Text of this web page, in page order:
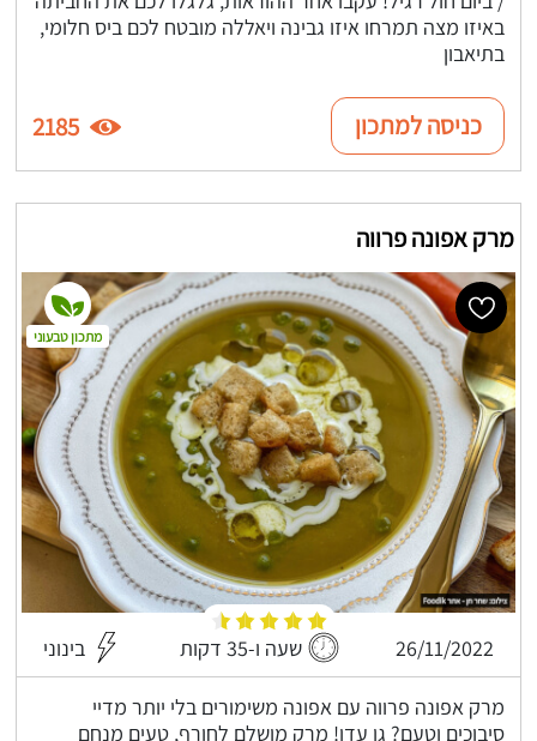
באיזו מצה תמרחו איזו גבינה ויאללה מובטח לכם ביס חלומי,
בתיאבון
כניסה למתכון 2185
מרק אפונה פרווה
26/11/2022 שעה ו-35 דקות בינוני
מרק אפונה פרווה עם אפונה משימורים בלי יותר מדיי
סיבוכים וטעם? גן עדן! מרק מושלם לחורף, טעים מנחם
מתכון טבעוני